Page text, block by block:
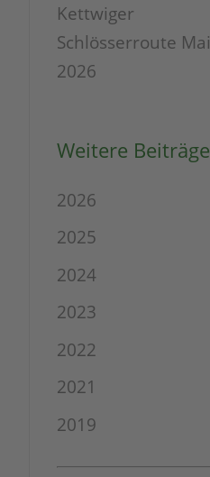
Kettwiger
Schlösserroute Mai
2026
Weitere Beiträge
2026
2025
2024
2023
2022
2021
2019